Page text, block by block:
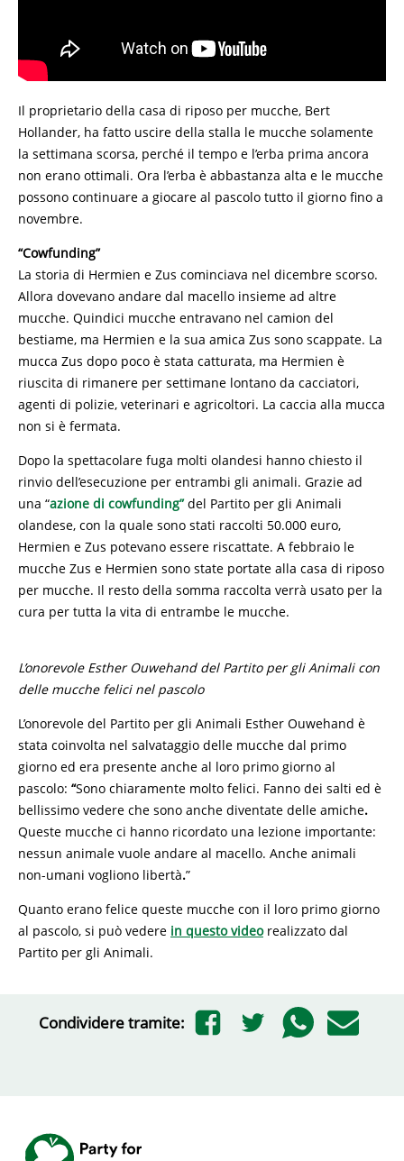
Il proprietario della casa di riposo per mucche, Bert
Hollander, ha fatto uscire della stalla le mucche solamente
la settimana scorsa, perché il tempo e l’erba prima ancora
non erano ottimali. Ora l’erba è abbastanza alta e le mucche
possono continuare a giocare al pascolo tutto il giorno fino a
novembre.
“Cowfunding”
La storia di Hermien e Zus cominciava nel dicembre scorso.
Allora dovevano andare dal macello insieme ad altre
mucche. Quindici mucche entravano nel camion del
bestiame, ma Hermien e la sua amica Zus sono scappate. La
mucca Zus dopo poco è stata catturata, ma Hermien è
riuscita di rimanere per settimane lontano da cacciatori,
agenti di polizie, veterinari e agricoltori. La caccia alla mucca
non si è fermata.
Dopo la spettacolare fuga molti olandesi hanno chiesto il
rinvio dell’esecuzione per entrambi gli animali. Grazie ad
una “azione di cowfunding”del Partito per gli Animali
olandese, con la quale sono stati raccolti 50.000 euro,
Hermien e Zus potevano essere riscattate. A febbraio le
mucche Zus e Hermien sono state portate alla casa di riposo
per mucche. Il resto della somma raccolta verrà usato per la
cura per tutta la vita di entrambe le mucche.
L’onorevole Esther Ouwehand del Partito per gli Animali con
delle mucche felici nel pascolo
L’onorevole del Partito per gli Animali Esther Ouwehand è
stata coinvolta nel salvataggio delle mucche dal primo
giorno ed era presente anche al loro primo giorno al
pascolo: “Sono chiaramente molto felici. Fanno dei salti ed è
bellissimo vedere che sono anche diventate delle amiche.
Queste mucche ci hanno ricordato una lezione importante:
nessun animale vuole andare al macello. Anche animali
non-umani vogliono libertà.”
Quanto erano felice queste mucche con il loro primo giorno
al pascolo, si può vedere in questo videorealizzato dal
Partito per gli Animali.
Condividere tramite: